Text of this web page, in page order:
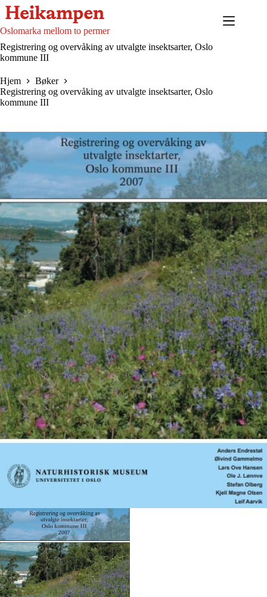
Hopp
til
innholdet
Oslomarka mellom to permer
Registrering og overvåking av utvalgte insektsarter, Oslo
kommune III
Hjem
Bøker
Registrering og overvåking av utvalgte insektsarter, Oslo
kommune III